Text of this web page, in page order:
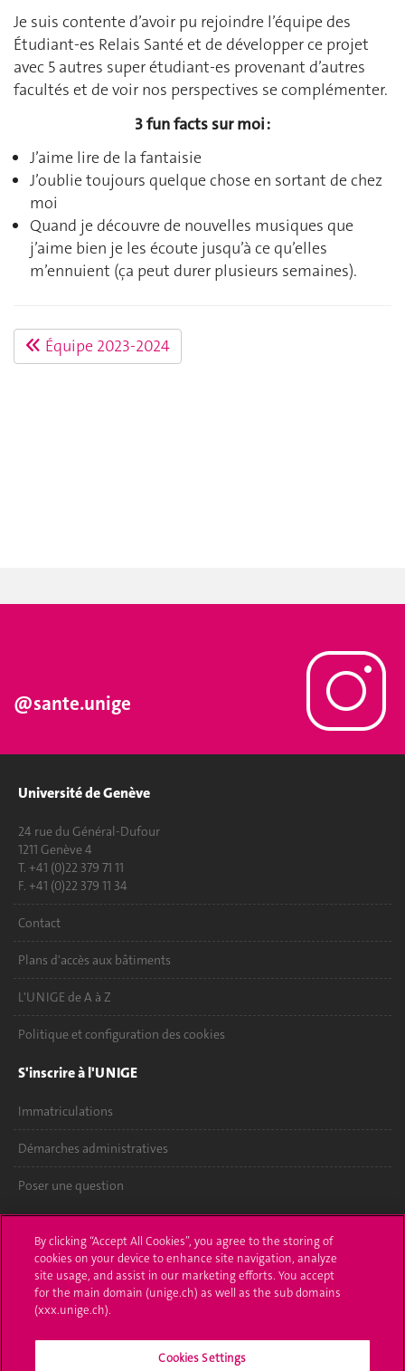
Je suis contente d’avoir pu rejoindre l’équipe des
Étudiant-es Relais Santé et de développer ce projet
avec 5 autres super étudiant-es provenant d’autres
facultés et de voir nos perspectives se complémenter.
3 fun facts sur moi :
J’aime lire de la fantaisie
J’oublie toujours quelque chose en sortant de chez
moi
Quand je découvre de nouvelles musiques que
j’aime bien je les écoute jusqu’à ce qu’elles
m’ennuient (ça peut durer plusieurs semaines).
Équipe 2023-2024
@sante.unige
Université de Genève
24 rue du Général-Dufour
1211 Genève 4
T. +41 (0)22 379 71 11
F. +41 (0)22 379 11 34
Contact
Plans d'accès aux bâtiments
L'UNIGE de A à Z
Politique et configuration des cookies
S'inscrire à l'UNIGE
Immatriculations
Démarches administratives
Poser une question
UNIGE Mobile
Médias
Offres d'emploi
By clicking “Accept All Cookies”, you agree to the storing of
cookies on your device to enhance site navigation, analyze
site usage, and assist in our marketing efforts. You accept
for the main domain (unige.ch) as well as the sub domains
(xxx.unige.ch).
Cookies Settings